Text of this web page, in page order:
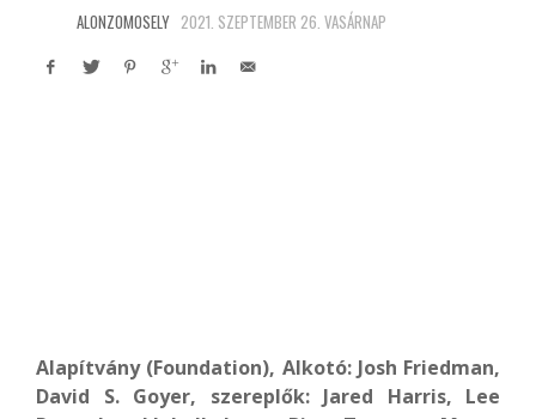
ALONZOMOSELY 2021. SZEPTEMBER 26. VASÁRNAP
Alapítvány (Foundation), Alkotó: Josh Friedman,
David S. Goyer, szereplők: Jared Harris, Lee